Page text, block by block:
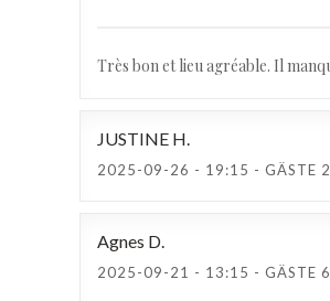
Très bon et lieu agréable. Il
JUSTINE H
2025-09-26 - 19:15 - GÄSTE 2
Agnes D
2025-09-21 - 13:15 - GÄSTE 6